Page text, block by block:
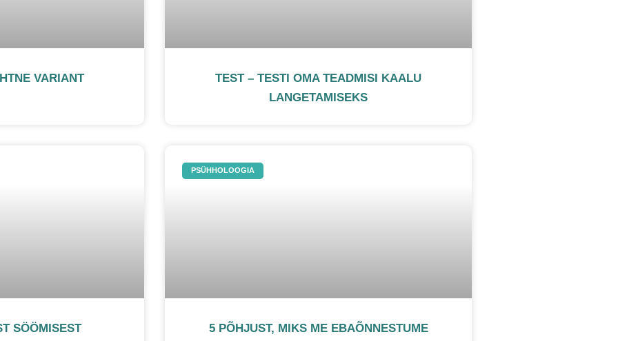
VARIANT
TEST – TESTI OMA TEADMISI KAALU
LANGETAMISEKS
SÖÖMISEST
PSÜHHOLOOGIA
5 PÕHJUST, MIKS ME EBAÕNNESTUME